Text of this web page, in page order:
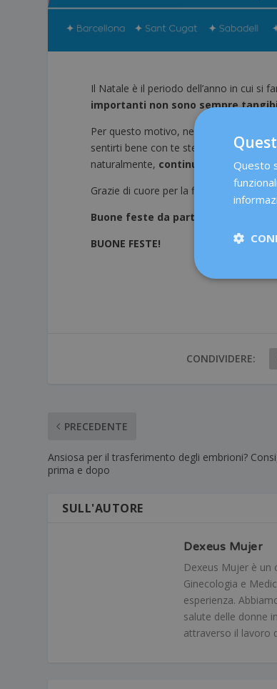
Il Natale è il periodo dell’anno in cui si
importanti non sono sempre
Per questo motivo, nel 2023, vogliamo
sentirti bene con te stessa. Per noi,il
naturalmente, continuare al tuo
Grazie di cuore per la fiducia che hai
Buone feste da parte di tutto il
BUONE FESTE!
CONDIVIDERE:
PRECEDENTE
Ansiosa per il trasferimento degli embrioni?
prima e dopo
SULL'AUTORE
Dexeus Mujer
Dexeus Mujer è un
Ginecologia e
esperienza.
salute delle donne
attraverso il lavoro
Questo